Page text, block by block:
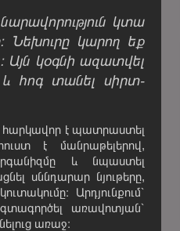
կտա
Նեխուրը կարող եք
Այն կօգնի ազատվել
և հոգ տանել սիրտ-
հարկավոր է պատրաստել
է մանրաթելերով,
և նպաստել
սննդարար նյութերը,
Արդյունքում՝
առավոտյան՝
առաջ։